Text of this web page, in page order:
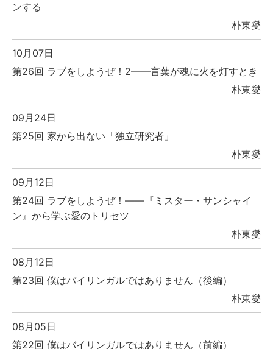
ンする
朴東燮
10月07日
第26回 ラブをしようぜ！2――言葉が魂に火を灯すとき
朴東燮
09月24日
第25回 家から出ない「独立研究者」
朴東燮
09月12日
第24回 ラブをしようぜ！――『ミスター・サンシャイ
ン』から学ぶ愛のトリセツ
朴東燮
08月12日
第23回 僕はバイリンガルではありません（後編）
朴東燮
08月05日
第22回 僕はバイリンガルではありません（前編）